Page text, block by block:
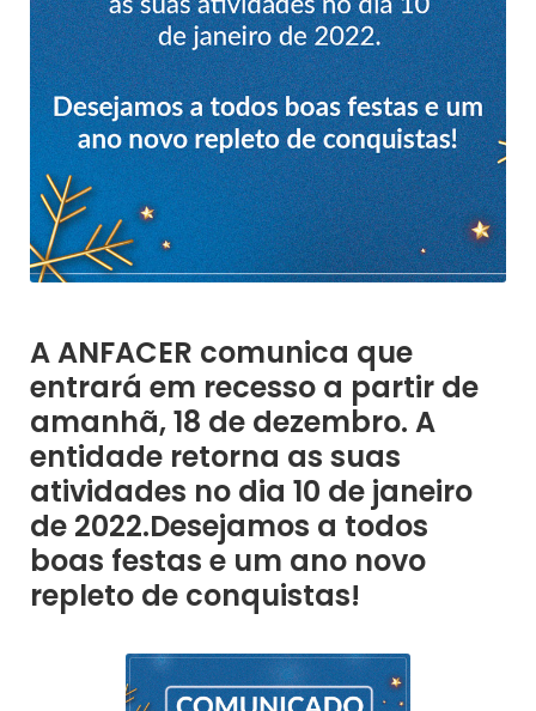
A ANFACER comunica que
entrará em recesso a partir de
amanhã, 18 de dezembro. A
entidade retorna as suas
atividades no dia 10 de janeiro
de 2022.Desejamos a todos
boas festas e um ano novo
repleto de conquistas!